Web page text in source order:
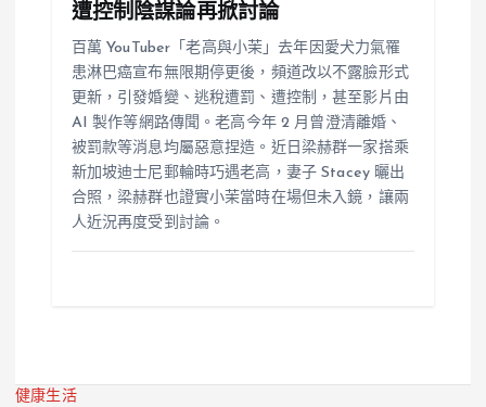
遭控制陰謀論再掀討論
百萬 YouTuber「老高與小茉」去年因愛犬力氣罹
患淋巴癌宣布無限期停更後，頻道改以不露臉形式
更新，引發婚變、逃稅遭罰、遭控制，甚至影片由
AI 製作等網路傳聞。老高今年 2 月曾澄清離婚、
被罰款等消息均屬惡意捏造。近日梁赫群一家搭乘
新加坡迪士尼郵輪時巧遇老高，妻子 Stacey 曬出
合照，梁赫群也證實小茉當時在場但未入鏡，讓兩
人近況再度受到討論。
健康生活